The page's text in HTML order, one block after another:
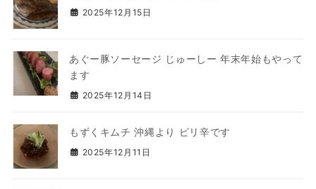
2025年12月15日
あぐー豚ソーセージ じゅーしー 年末年始もやって
ます
2025年12月14日
もずくキムチ 沖縄より ピリ辛です
2025年12月11日